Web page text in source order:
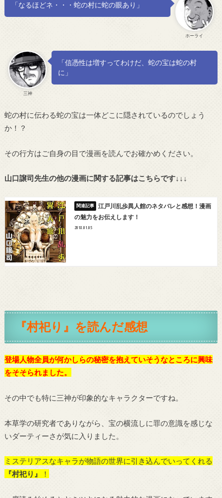
ホーライ
「なるほどネ・・・蛇の村に蛇の眼あり」
三神
「信憑性は増すってわけだ、蛇の宝は蛇の村
に」
蛇の村に伝わる蛇の宝は一体どこに隠されているのでしょう
か！？
その行方はご自身の目で漫画を読んでお確かめください。
山口譲司先生の他の漫画に関する記事はこちらです↓↓↓
江戸川乱歩異人館のネタバレと感想！漫画
の魅力をお伝えします！
2018.01.05
『村祀り』を読んだ感想
登場人物全員が何かしらの秘密を抱えていそうなところに興味
をそそられました。
その中でも特に三神が印象的なキャラクターですね。
本草学の研究者でありながら、宝の横流しに罪の意識を感じな
いダーティーさが気に入りました。
ミステリアスなキャラが物語の世界に引き込んでいってくれる
『村祀り』
！